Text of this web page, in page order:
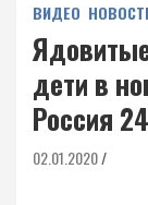
ВИДЕО
дети в
Россия 24
02.01.2020